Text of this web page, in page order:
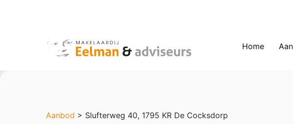
Home
Aanbod > Slufterweg 40, 1795 KR De Cocksdorp